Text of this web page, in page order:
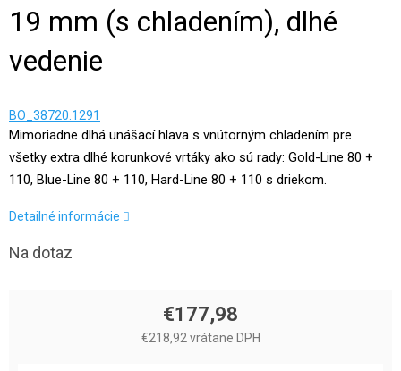
19 mm (s chladením), dlhé
vedenie
BO_38720.1291
Mimoriadne dlhá unášací hlava s vnútorným chladením pre
všetky extra dlhé korunkové vrtáky ako sú rady: Gold-Line 80 +
110, Blue-Line 80 + 110, Hard-Line 80 + 110 s driekom.
Detailné informácie
Na dotaz
€177,98
€218,92 vrátane DPH